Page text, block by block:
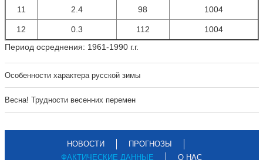
11 2.4 98 1004
12 0.3 112
1004
Период осреднения: 1961-1990 г.г.
Особенности характера русской зимы
Весна! Трудности весенних перемен
НОВОСТИ
ПРОГНОЗЫ
ФАКТИЧЕСКИЕ ДАННЫЕ
О НАС